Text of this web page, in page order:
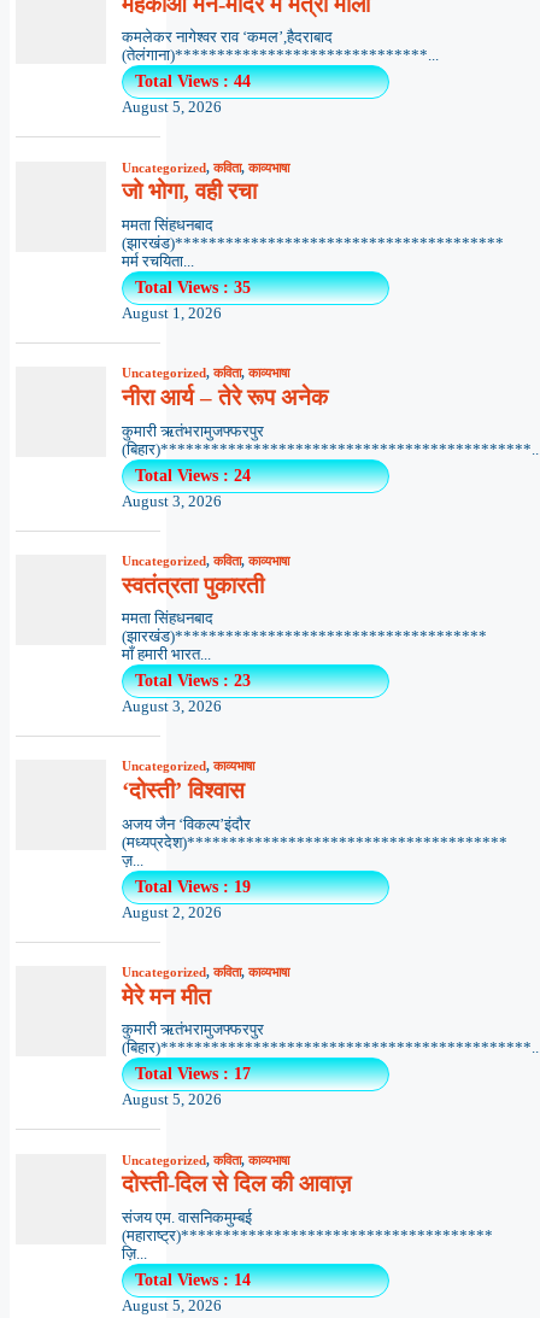
कमलेकर नागेश्वर राव ‘कमल’,हैदराबाद
(तेलंगाना)******************************...
Total Views : 44
August 5, 2026
Uncategorized,कविता,काव्यभाषा
जो भोगा, वही रचा
ममता सिंहधनबाद
(झारखंड)***************************************
मर्म रचयिता...
Total Views : 35
August 1, 2026
Uncategorized,कविता,काव्यभाषा
नीरा आर्य – तेरे रूप अनेक
कुमारी ऋतंभरामुजफ्फरपुर
Total Views : 24
August 3, 2026
Uncategorized,कविता,काव्यभाषा
स्वतंत्रता पुकारती
ममता सिंहधनबाद
(झारखंड)*************************************
माँ हमारी भारत...
Total Views : 23
August 3, 2026
Uncategorized,काव्यभाषा
‘दोस्ती’ विश्वास
अजय जैन ‘विकल्प’इंदौर
(मध्यप्रदेश)**************************************
ज़...
Total Views : 19
August 2, 2026
Uncategorized,कविता,काव्यभाषा
मेरे मन मीत
कुमारी ऋतंभरामुजफ्फरपुर
Total Views : 17
August 5, 2026
Uncategorized,कविता,काव्यभाषा
दोस्ती-दिल से दिल की आवाज़
संजय एम. वासनिकमुम्बई
(महाराष्ट्र)*************************************
ज़ि...
Total Views : 14
August 5, 2026